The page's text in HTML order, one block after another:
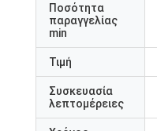
Ποσότητα
παραγγελίας
min
Τιμή
Συσκευασία
λεπτομέρειες